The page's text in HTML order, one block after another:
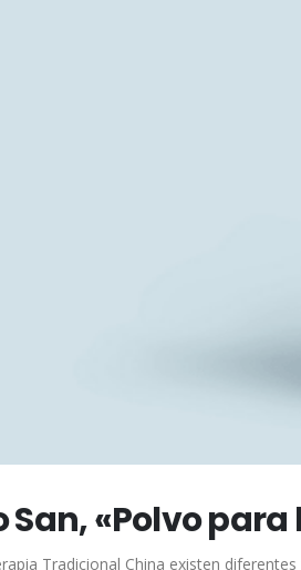
San, «Polvo
Tradicional China existen